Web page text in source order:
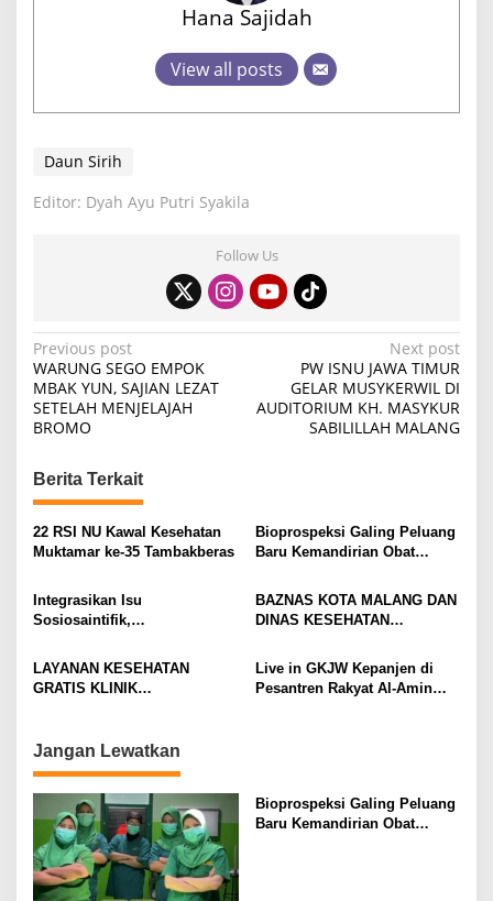
Hana Sajidah
View all posts
Daun Sirih
Editor: Dyah Ayu Putri Syakila
Follow Us
P
o
s
n
a
v
g
a
t
i
n
Previous post
WARUNG SEGO EMPOK
MBAK YUN, SAJIAN LEZAT
SETELAH MENJELAJAH
BROMO
Next post
PW ISNU JAWA TIMUR
GELAR MUSYKERWIL DI
AUDITORIUM KH. MASYKUR
SABILILLAH MALANG
Berita Terkait
22 RSI NU Kawal Kesehatan
Muktamar ke-35 Tambakberas
Bioprospeksi Galing Peluang
Baru Kemandirian Obat
Integrasikan Isu
Sosiosaintifik,
Mahasiswa UM Dukung
Pembelajaran Sains
Kontekstual
BAZNAS KOTA MALANG DAN
DINAS KESEHATAN
SOSIALISASI ZAKAT &
PENCEGAHAN PENYAKIT
MENULAR
LAYANAN KESEHATAN
GRATIS KLINIK
AL FATTAH BATU
Live in GKJW Kepanjen di
Pesantren Rakyat Al-Amin
Jangan Lewatkan
Bioprospeksi Galing Peluang
Baru Kemandirian Obat